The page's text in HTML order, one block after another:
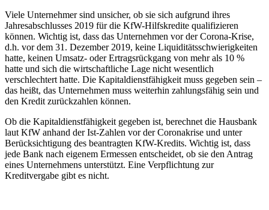
Viele Unternehmer sind unsicher, ob sie sich aufgrund ihres
Jahresabschlusses 2019 für die KfW-Hilfskredite qualifizieren
können. Wichtig ist, dass das Unternehmen vor der Corona-Krise,
d.h. vor dem 31. Dezember 2019, keine Liquiditätsschwierigkeiten
hatte, keinen Umsatz- oder Ertragsrückgang von mehr als 10 %
hatte und sich die wirtschaftliche Lage nicht wesentlich
verschlechtert hatte. Die Kapitaldienstfähigkeit muss gegeben sein –
das heißt, das Unternehmen muss weiterhin zahlungsfähig sein und
den Kredit zurückzahlen können.
Ob die Kapitaldienstfähigkeit gegeben ist, berechnet die Hausbank
laut KfW anhand der Ist-Zahlen vor der Coronakrise und unter
Berücksichtigung des beantragten KfW-Kredits. Wichtig ist, dass
jede Bank nach eigenem Ermessen entscheidet, ob sie den Antrag
eines Unternehmens unterstützt. Eine Verpflichtung zur
Kreditvergabe gibt es nicht.